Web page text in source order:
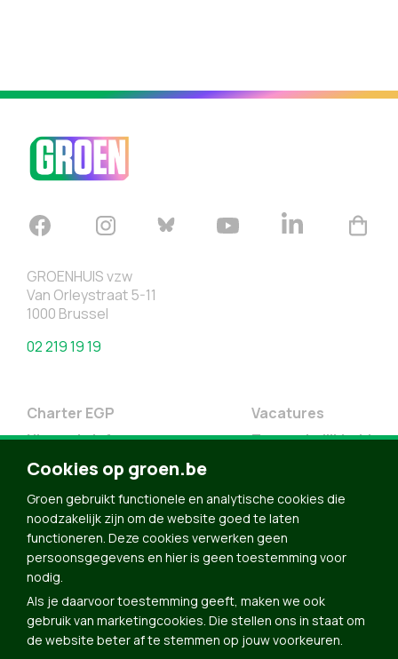
GROENHUIS vzw
Van Orleystraat 5-11
1000 Brussel
02 219 19 19
Charter EGP
Nieuwsbrief
Doe Mee
Contact
Groen in je buurt
Meldpunt
Vacatures
Toegankelijkheid
Word lid
Agenda
Bekijk kalender
Cookies op groen.be
Groen gebruikt functionele en analytische cookies die
noodzakelijk zijn om de website goed te laten
functioneren. Deze cookies verwerken geen
persoonsgegevens en hier is geen toestemming voor
nodig.
Als je daarvoor toestemming geeft, maken we ook
gebruik van marketingcookies. Die stellen ons in staat om
de website beter af te stemmen op jouw voorkeuren.